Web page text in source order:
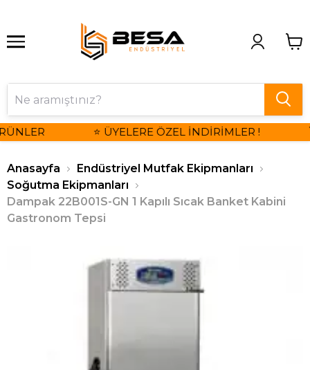
⭐ ÜYELERE ÖZEL İNDİRİMLER !
Anasayfa
Endüstriyel Mutfak Ekipmanları
Soğutma Ekipmanları
Dampak 22B001S-GN 1 Kapılı Sıcak Banket Kabini
Gastronom Tepsi